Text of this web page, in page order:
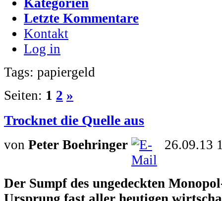
Letzte Kommentare
Kontakt
Log in
Tags: papiergeld
Seiten: 1 2 »
Trocknet die Quelle aus
von Peter Boehringer 26.09.13
Der Sumpf des ungedeckten